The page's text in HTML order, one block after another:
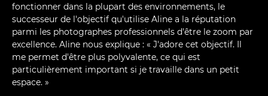
fonctionner dans la plupart des environnements, le
successeur de l'objectif qu'utilise Aline a la réputation
parmi les photographes professionnels d'être le zoom par
excellence. Aline nous explique : « J'adore cet objectif. Il
me permet d'être plus polyvalente, ce qui est
particulièrement important si je travaille dans un petit
espace. »